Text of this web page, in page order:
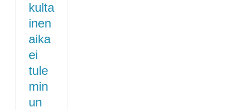
kulta
inen
aika
ei
tule
min
un